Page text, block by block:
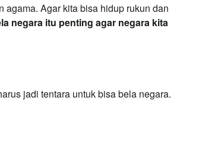
agama. Agar kita bisa hidup rukun dan
negara itu penting agar negara kita
jadi tentara untuk bisa bela negara.